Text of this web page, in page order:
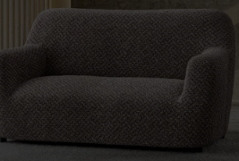
friend
(Opens
in
window)